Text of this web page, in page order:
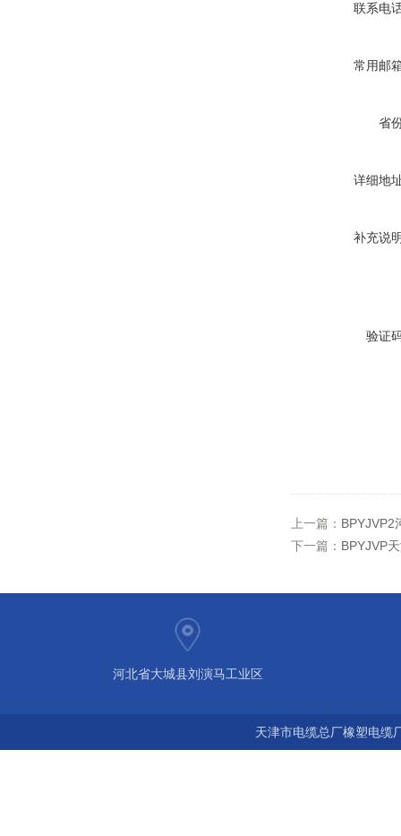
联系电
常用邮
省
详细地
补充说
验证
上一篇： BPYJVP2
下一篇： BPYJVP
河北省大城县刘演马工业区
天津市电缆总厂橡塑电